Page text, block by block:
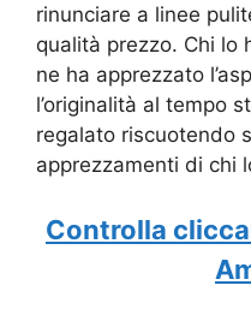
rinunciare a linee
qualità prezzo. Chi lo
ne ha apprezzato
l’originalità al tempo
regalato riscuotendo
apprezzamenti di chi
Controlla